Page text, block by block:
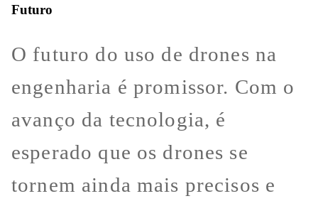
Futuro
O futuro do uso de drones na
engenharia é promissor. Com o
avanço da tecnologia, é
esperado que os drones se
tornem ainda mais precisos e